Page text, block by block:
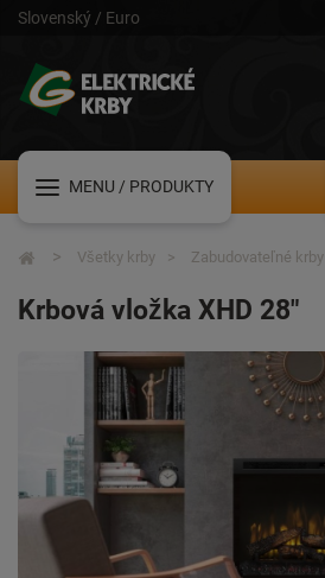
Slovenský / Euro
MENU / PRODUKTY
Krbová vložka XHD 28"
Všetky krby Zabudovateľné krby